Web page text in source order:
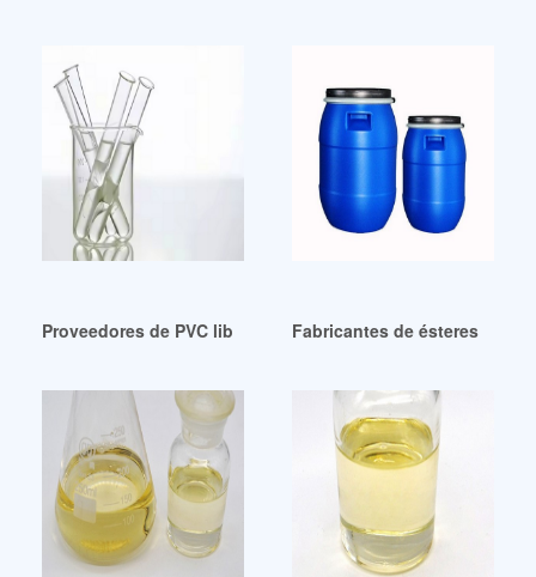
Proveedores de PVC libre de DOP de venta caliente
Fabricantes de ésteres